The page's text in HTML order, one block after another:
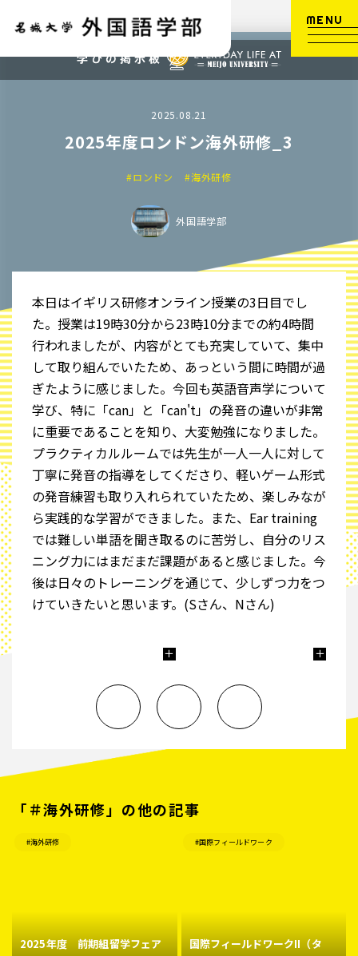
MENU
2025.08.21
2025年度ロンドン海外研修_3
#ロンドン #海外研修
外国語学部
本日はイギリス研修オンライン授業の3日目でし
た。授業は19時30分から23時10分までの約4時間
行われましたが、内容がとても充実していて、集中
して取り組んでいたため、あっという間に時間が過
ぎたように感じました。今回も英語音声学について
学び、特に「can」と「can't」の発音の違いが非常
に重要であることを知り、大変勉強になりました。
プラクティカルルームでは先生が一人一人に対して
丁寧に発音の指導をしてくださり、軽いゲーム形式
の発音練習も取り入れられていたため、楽しみなが
ら実践的な学習ができました。また、Ear training
では難しい単語を聞き取るのに苦労し、自分のリス
ニング力にはまだまだ課題があると感じました。今
後は日々のトレーニングを通じて、少しずつ力をつ
けていきたいと思います。(Sさん、Nさん)
「＃海外研修」の他の記事
2025年度 前期組留学フェア
#海外研修
国際フィールドワークII（タ
#国際フィールドワーク